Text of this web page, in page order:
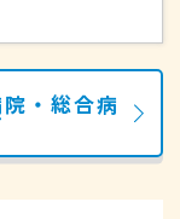
・総合病